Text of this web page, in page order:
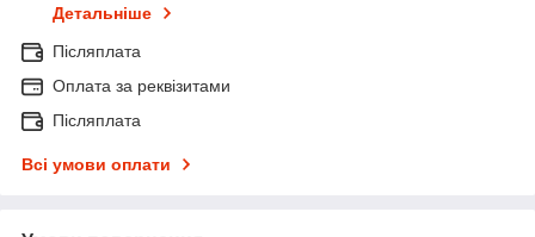
Детальніше
Післяплата
Оплата за реквізитами
Післяплата
Всі умови оплати